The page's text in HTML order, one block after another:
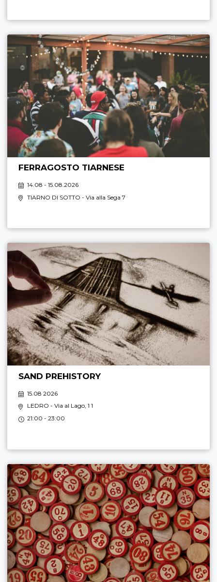
FERRAGOSTO TIARNESE
14.08 - 15.08.2026
TIARNO DI SOTTO - Via alla Sega 7
SAND PREHISTORY
15.08 2026
LEDRO - Via al Lago, 1 1
21:00 - 23:00